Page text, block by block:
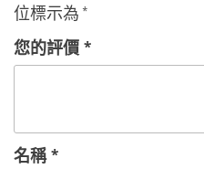
位標示為 *
您的評價 *
名稱*